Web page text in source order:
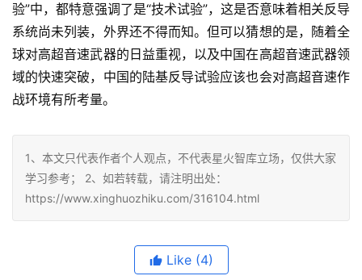
验”中，都特意强调了是“技术试验”，这是否意味着相关反导
系统尚未列装，外界还不得而知。但可以猜想的是，随着全
球对高超音速武器的日益重视，以及中国在高超音速武器领
域的快速突破，中国的陆基反导试验应该也会对高超音速作
战环境有所考量。
1、本文只代表作者个人观点，不代表星火智库立场，仅供大家
学习参考； 2、如若转载，请注明出处：
https://www.xinghuozhiku.com/316104.html
Like (4)